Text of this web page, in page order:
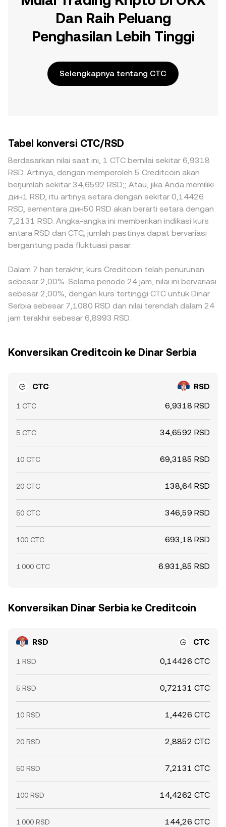
Dan Raih Peluang
Penghasilan Lebih Tinggi
Selengkapnya tentang CTC
Tabel konversi CTC/RSD
Berdasarkan nilai saat ini, 1 CTC bernilai sekitar 6,9318
RSD. Artinya, dengan memperoleh 5 Creditcoin akan
berjumlah sekitar 34,6592 RSD;; Atau, jika Anda memiliki
дин1 RSD, itu artinya setara dengan sekitar 0,14426
RSD, sementara дин50 RSD akan berarti setara dengan
7,2131 RSD. Angka-angka ini memberikan indikasi kurs
antara RSD dan CTC, jumlah pastinya dapat bervariasi
bergantung pada fluktuasi pasar.
Dalam 7 hari terakhir, kurs Creditcoin telah penurunan
sebesar 2,00%. Selama periode 24 jam, nilai ini bervariasi
sebesar 2,00%, dengan kurs tertinggi CTC untuk Dinar
Serbia sebesar 7,1080 RSD dan nilai terendah dalam 24
jam terakhir sebesar 6,8993 RSD.
Konversikan Creditcoin ke Dinar Serbia
CTC RSD
1 CTC 6,9318 RSD
5 CTC 34,6592 RSD
10 CTC 69,3185 RSD
20 CTC 138,64 RSD
50 CTC 346,59 RSD
100 CTC 693,18 RSD
1.000 CTC 6.931,85 RSD
Konversikan Dinar Serbia ke Creditcoin
RSD CTC
1 RSD 0,14426 CTC
5 RSD 0,72131 CTC
10 RSD 1,4426 CTC
20 RSD 2,8852 CTC
50 RSD 7,2131 CTC
100 RSD 14,4262 CTC
1.000 RSD 144,26 CTC